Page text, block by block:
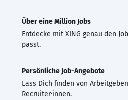
Über eine Million Jobs
Entdecke mit XING genau den
passt.
Persönliche Job-Angebote
Lass Dich finden von
Recruiter·innen.